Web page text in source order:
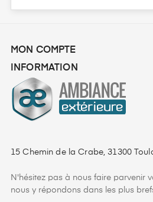
MON COMPTE
INFORMATION
15 Chemin de la Crabe, 31300
N'hésitez pas à nous faire parvenir
nous y répondons dans les plus